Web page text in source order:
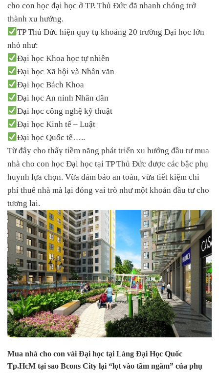
cho con học đại học ở TP. Thủ Đức đã nhanh chóng trở
thành xu hướng.
TP Thủ Đức hiện quy tụ khoảng 20 trường Đại học lớn
nhỏ như:
Đại học Khoa học tự nhiên
Đại học Xã hội và Nhân văn
Đại học Bách Khoa
Đại học An ninh Nhân dân
Đại học công nghệ kỹ thuật
Đại học Kinh tế – Luật
Đại học Quốc tế…..
Từ đây cho thấy tiềm năng phát triển xu hướng đầu tư mua
nhà cho con học Đại học tại TP Thủ Đức được các bậc phụ
huynh lựa chọn. Vừa đảm bảo an toàn, vừa tiết kiệm chi
phí thuê nhà mà lại đóng vai trò như một khoản đầu tư cho
tương lai.
Mua nhà cho con vài Đại học tại Làng Đại Học Quốc
Tp.HcM tại sao Bcons City lại “lọt vào tầm ngắm” của phụ